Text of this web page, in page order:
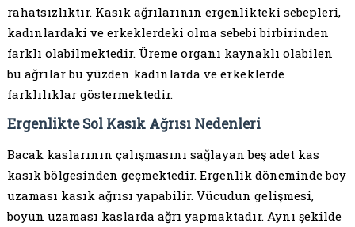
rahatsızlıktır. Kasık ağrılarının ergenlikteki sebepleri,
kadınlardaki ve erkeklerdeki olma sebebi birbirinden
farklı olabilmektedir. Üreme organı kaynaklı olabilen
bu ağrılar bu yüzden kadınlarda ve erkeklerde
farklılıklar göstermektedir.
Ergenlikte Sol Kasık Ağrısı Nedenleri
Bacak kaslarının çalışmasını sağlayan beş adet kas
kasık bölgesinden geçmektedir. Ergenlik döneminde boy
uzaması kasık ağrısı yapabilir. Vücudun gelişmesi,
boyun uzaması kaslarda ağrı yapmaktadır. Aynı şekilde